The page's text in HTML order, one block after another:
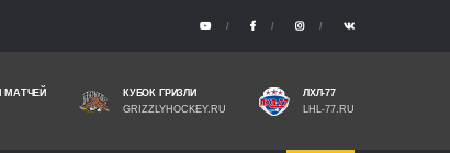
МАТЧЕЙ
КУБОК ГРИЗЛИ
GRIZZLYHOCKEY.RU
ЛХЛ-77
LHL-77.RU